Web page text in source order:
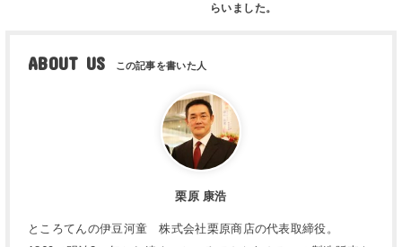
らいました。
ABOUT US
栗原 康浩
ところてんの伊豆河童 株式会社栗原商店の代表取締役。